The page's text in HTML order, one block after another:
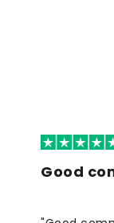
Good